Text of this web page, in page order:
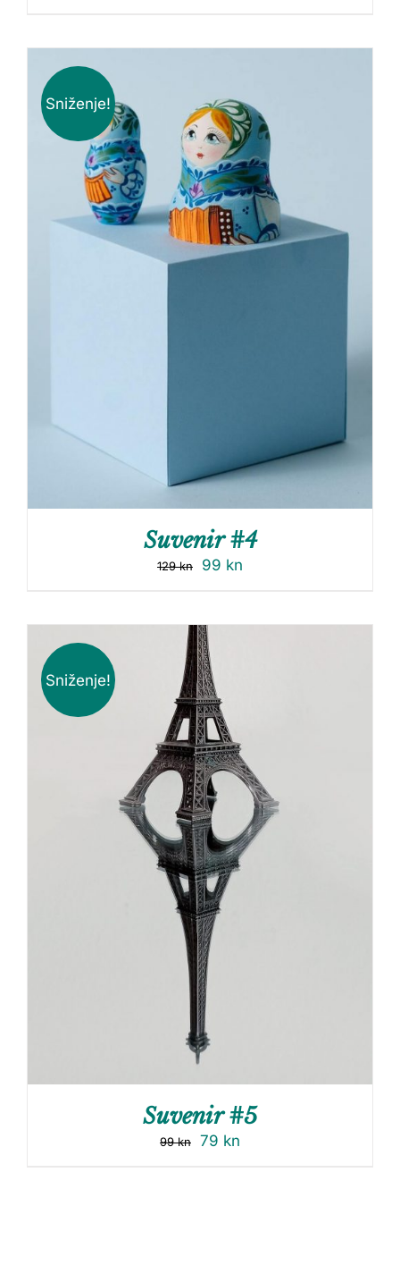
Sniženje!
Suvenir #4
129kn 99 kn
Sniženje!
Suvenir #5
99kn 79 kn